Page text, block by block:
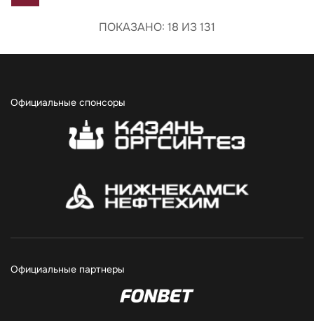
ПОКАЗАНО: 18 ИЗ 131
Официальные спонсоры
Официальные партнеры